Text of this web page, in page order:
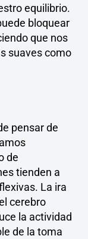
equilibrio.
bloquear
que nos
suaves como
pensar de
de
tienden a
La ira
cerebro
la actividad
de la toma